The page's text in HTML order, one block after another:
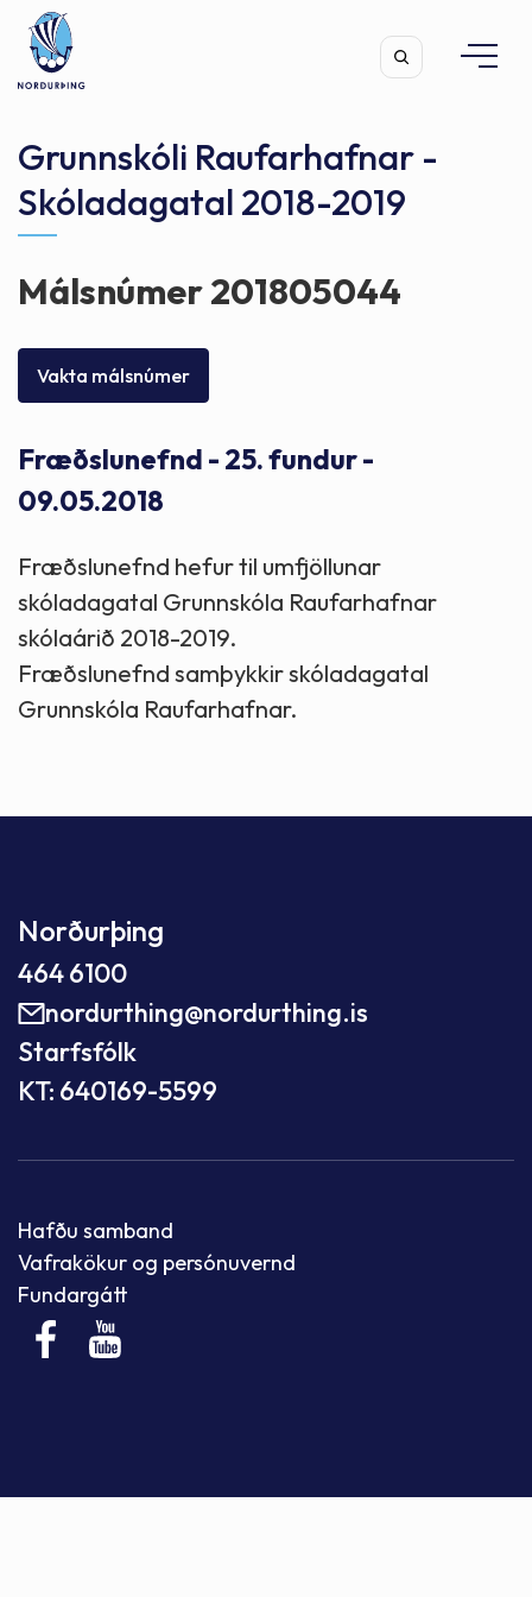
Leita
Grunnskóli Raufarhafnar -
Skóladagatal 2018-2019
Málsnúmer 201805044
Vakta málsnúmer
Fræðslunefnd - 25. fundur -
09.05.2018
Fræðslunefnd hefur til umfjöllunar
skóladagatal Grunnskóla Raufarhafnar
skólaárið 2018-2019.
Fræðslunefnd samþykkir skóladagatal
Grunnskóla Raufarhafnar.
Norðurþing
464 6100
nordurthing@nordurthing.is
Starfsfólk
KT: 640169-5599
Hafðu samband
Vafrakökur og persónuvernd
Fundargátt